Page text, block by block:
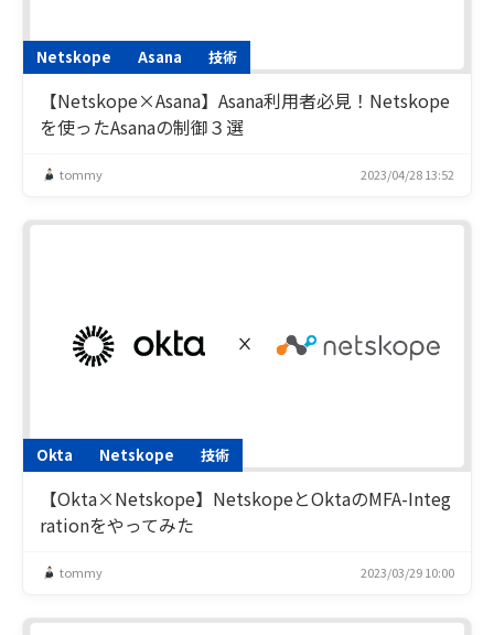
Netskope Asana 技術
【Netskope×Asana】Asana利用者必見！Netskope
を使ったAsanaの制御３選
tommy 2023/04/28 13:52
Okta Netskope 技術
【Okta×Netskope】NetskopeとOktaのMFA-Integ
rationをやってみた
tommy 2023/03/29 10:00